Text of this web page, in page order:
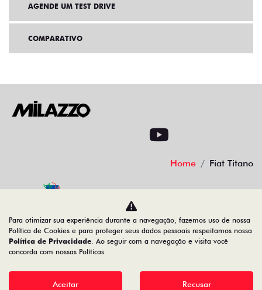
AGENDE UM TEST DRIVE
COMPARATIVO
Home Fiat Titano
08.547.329/0006-93
Para otimizar sua experiência durante a navegação, fazemos uso de nossa
Política de Cookies e para proteger seus dados pessoais respeitamos nossa
Política de Privacidade. Ao seguir com a navegação e visita você
concorda com nossas Políticas.
Aceitar Recusar